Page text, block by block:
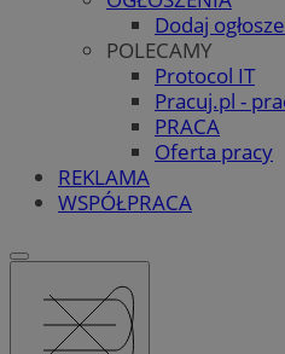
Dodaj
POLECAMY
Protocol IT
Pracuj.pl -
PRACA
Oferta pracy
REKLAMA
WSPÓŁPRACA